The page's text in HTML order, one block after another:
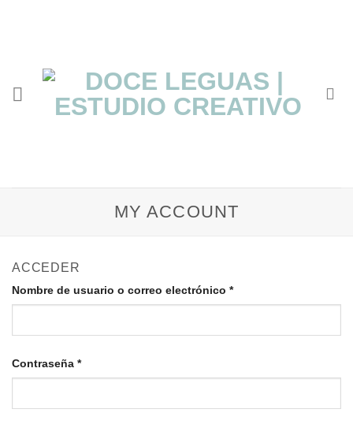
MY ACCOUNT
ACCEDER
Nombre de usuario o correo electrónico *
Contraseña *